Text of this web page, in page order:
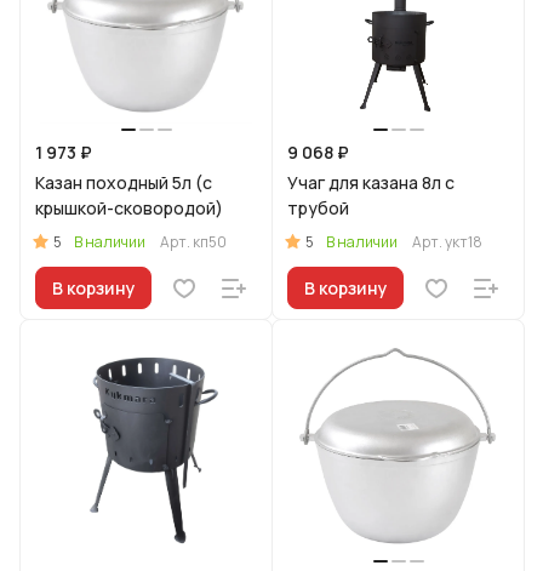
1 973 ₽
Казан походный 5л (с
крышкой-сковородой)
5 В наличии Арт. кп50
В корзину
9 068 ₽
Учаг для казана 8л с
трубой
5 В наличии Арт.укт18
В корзину